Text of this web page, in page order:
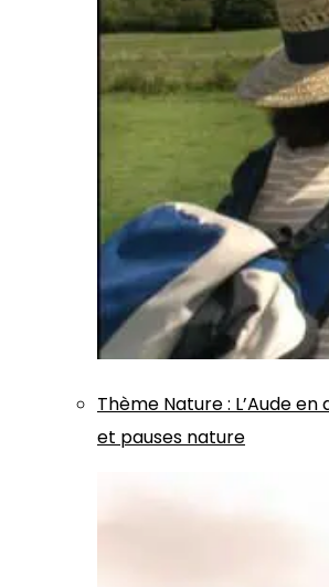
Thème Nature: L’Aude
et pauses nature